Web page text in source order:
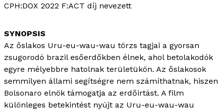
CPH:DOX 2022 F:ACT díj nevezett
Az őslakos Uru-eu-wau-wau törzs tagjai a gyorsan
zsugorodó brazil esőerdőkben élnek, ahol betolakodók
egyre mélyebbre hatolnak területükön. Az őslakosok
semmilyen állami segítségre nem számíthatnak, hiszen
Bolsonaro elnök támogatja az erdőirtást. A film
különleges betekintést nyújt az Uru-eu-wau-wau